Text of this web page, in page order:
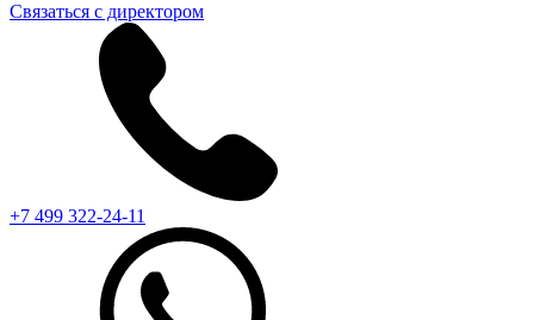
Связаться с директором
+7 499 322-24-11